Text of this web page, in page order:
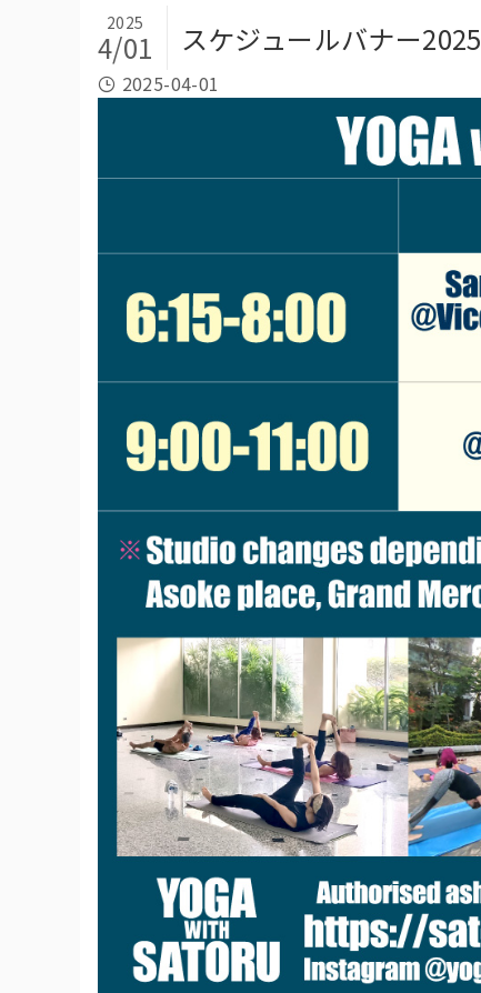
スケジュールバナー2025
2025
4/01
2025-04-01